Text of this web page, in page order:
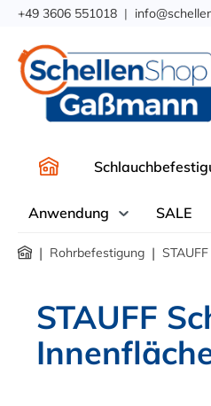
Zur Hauptnavigation
+49 3606 551018 |
Anwendung SALE
| Rohrbefestigung |
STAUFF